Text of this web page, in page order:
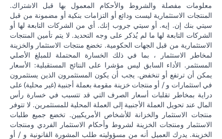
معلومات مفصلة والشروط والأحكام المعمول بها قبل الاشتراك.
المنتجات الاستثمارية ليست ودائع أو التزامات بنكية أو مضمونة من قبل
سيتي بنك إن. إيه. أو سيتي جروب إنك. أي من الشركات التابعة لها أو
الشركات التابعة لها ما لم يُذكر على وجه التحديد. لا يتم تأمين المنتجات
الاستثمارية من قبل الجهات الحكومية. تخضع منتجات الاستثمار والخزينة
لمخاطر الاستثمار ، بما في ذلك الخسارة المحتملة للمبلغ الأصلي
المستثمر. الأداء السابق ليس مؤشرا على النتائج المستقبلية: الأسعار
يمكن أن ترتفع أو تنخفض. يجب أن يكون المستثمرون الذين يستثمرون
في استثمارات و / أو منتجات خزينة مقومة بعملة أجنبية (غير محلية) على
دراية بمخاطر تقلبات أسعار الصرف التي قد تتسبب في خسارة رأس
المال عند تحويل العملة الأجنبية إلى العملة المحلية للمستثمرين. لا تتوفر
منتجات الاستثمار والخزانة للأشخاص الأمريكيين. تخضع جميع طلبات
الاستثمار ومنتجات الخزينة لشروط وأحكام الاستثمار الفردي ومنتجات
الخزينة. يدرك العميل أنه من مسؤوليته طلب المشورة القانونية و / أو